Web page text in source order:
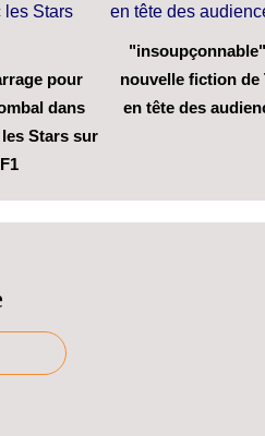
pour
dans
Stars sur
nouvelle fiction de
en tête des